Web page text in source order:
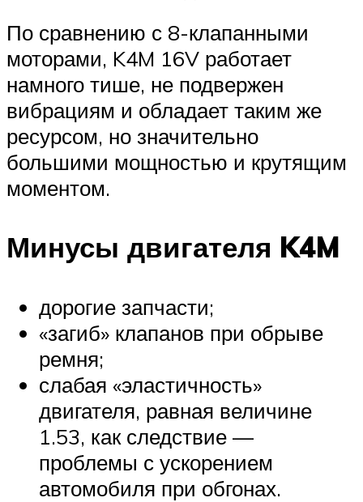
По сравнению с 8-клапанными
моторами, K4M 16V работает
намного тише, не подвержен
вибрациям и обладает таким же
ресурсом, но значительно
большими мощностью и крутящим
моментом.
Минусы двигателя K4M
дорогие запчасти;
«загиб» клапанов при обрыве
ремня;
слабая «эластичность»
двигателя, равная величине
1.53, как следствие —
проблемы с ускорением
автомобиля при обгонах.